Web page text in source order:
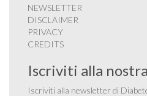
NEWSLETTER
DISCLAIMER
PRIVACY
CREDITS
Iscriviti alla
Iscriviti alla newsletter di